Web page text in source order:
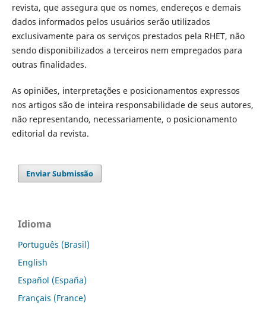
revista, que assegura que os nomes, endereços e demais
dados informados pelos usuários serão utilizados
exclusivamente para os serviços prestados pela RHET, não
sendo disponibilizados a terceiros nem empregados para
outras finalidades.
As opiniões, interpretações e posicionamentos expressos
nos artigos são de inteira responsabilidade de seus autores,
não representando, necessariamente, o posicionamento
editorial da revista.
Enviar Submissão
Idioma
Português (Brasil)
English
Español (España)
Français (France)